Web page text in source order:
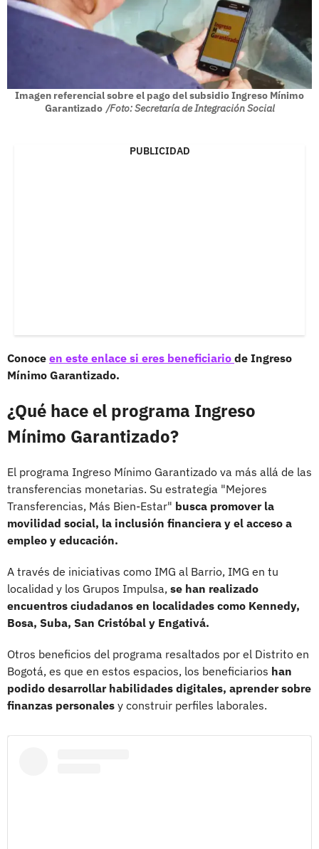
Imagen referencial sobre el pago del subsidio Ingreso Mínimo
Garantizado /Foto: Secretaría de Integración Social
PUBLICIDAD
Conoce en este enlace si eres beneficiario de Ingreso
Mínimo Garantizado.
¿Qué hace el programa Ingreso
Mínimo Garantizado?
El programa Ingreso Mínimo Garantizado va más allá de las
transferencias monetarias. Su estrategia "Mejores
Transferencias, Más Bien-Estar" busca promover la
movilidad social, la inclusión financiera y el acceso a
empleo y educación.
A través de iniciativas como IMG al Barrio, IMG en tu
localidad y los Grupos Impulsa, se han realizado
encuentros ciudadanos en localidades como Kennedy,
Bosa, Suba, San Cristóbal y Engativá.
Otros beneficios del programa resaltados por el Distrito en
Bogotá, es que en estos espacios, los beneficiarios han
podido desarrollar habilidades digitales, aprender sobre
finanzas personales y construir perfiles laborales.